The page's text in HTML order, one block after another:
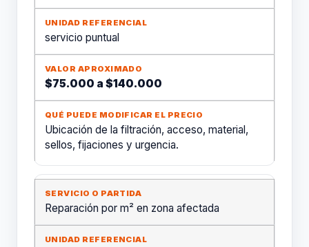
servicio puntual
$75.000 a $140.000
Ubicación de la filtración, acceso, material,
sellos, fijaciones y urgencia.
Reparación por m² en zona afectada